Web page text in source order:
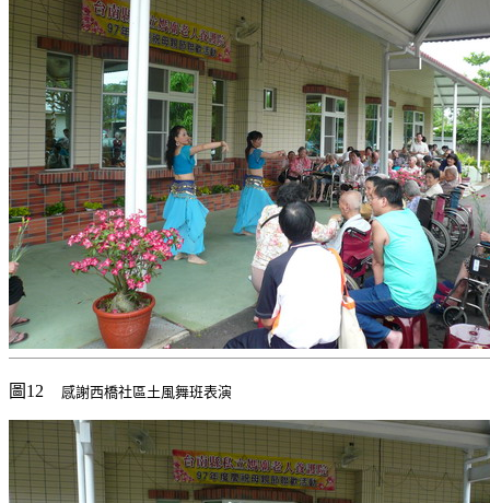
圖12 感謝西橋社區土風舞班表演